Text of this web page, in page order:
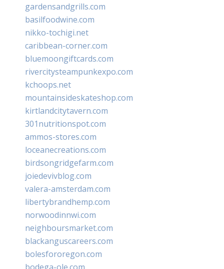
gardensandgrills.com
basilfoodwine.com
nikko-tochigi.net
caribbean-corner.com
bluemoongiftcards.com
rivercitysteampunkexpo.com
kchoops.net
mountainsideskateshop.com
kirtlandcitytavern.com
301nutritionspot.com
ammos-stores.com
loceanecreations.com
birdsongridgefarm.com
joiedevivblog.com
valera-amsterdam.com
libertybrandhemp.com
norwoodinnwi.com
neighboursmarket.com
blackanguscareers.com
bolesfororegon.com